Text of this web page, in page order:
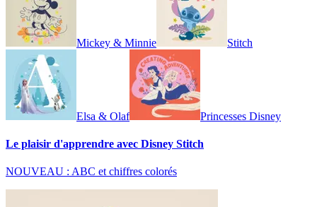
Mickey & Minnie Stitch
Elsa & Olaf Princesses Disney
Le plaisir d'apprendre avec Disney Stitch
NOUVEAU : ABC et chiffres colorés